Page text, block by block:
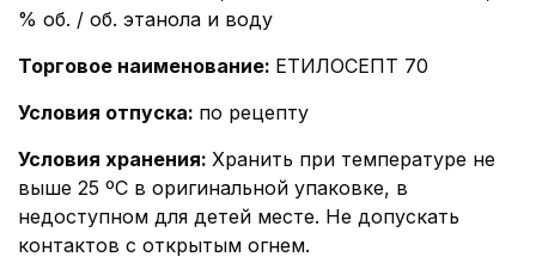
% об. / об. этанола и воду
Торговое наименование: ЕТИЛОСЕПТ 70
Условия отпуска: по рецепту
Условия хранения: Хранить при температуре не
выше 25 ºС в оригинальной упаковке, в
недоступном для детей месте. Не допускать
контактов с открытым огнем.